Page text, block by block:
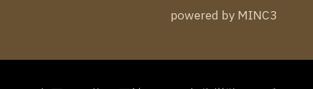
powered by MINC3